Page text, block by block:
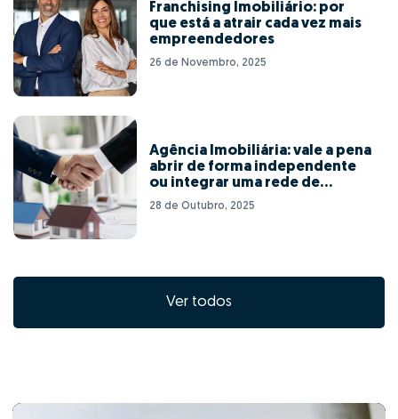
Franchising Imobiliário: por
que está a atrair cada vez mais
empreendedores
26 de Novembro, 2025
Agência Imobiliária: vale a pena
abrir de forma independente
ou integrar uma rede de
franchising?
28 de Outubro, 2025
Ver todos